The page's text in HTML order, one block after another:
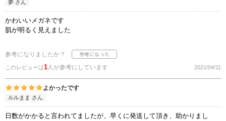
夢 さん
かわいいメガネです
肌が明るく見えました
参考になりましたか？
このレビューは1人が参考にしています 2021/04/11
よかったです
ルルまま さん
日数がかかると言われてましたが、早くに発送して頂き、助かりまし